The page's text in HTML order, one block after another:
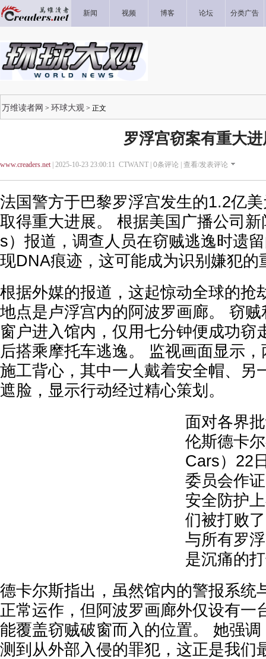
新闻 视频 博客 论坛 分类广告
万维读者网 > 环球大观 > 正文
罗浮宫窃案有重大进
www.creaders.net| 2025-10-23 23:00:11 CTWANT | 0条评论 | 查看/发表评论
法国警方于巴黎罗浮宫发生的1.2亿
取得重大进展。 根据美国广播公司
s）报道，调查人员在窃贼逃逸时遗
现DNA痕迹，这可能成为识别嫌犯的
根据外媒的报道，这起惊动全球的抢
地点是卢浮宫内的阿波罗画廊。 窃
窗户进入馆内，仅用七分钟便成功窃
后搭乘摩托车逃逸。 监视画面显示
施工背心，其中一人戴着安全帽、另
遮脸，显示行动经过精心策划。
面对各界
伦斯德卡
Cars）22
委员会作
安全防护
们被打败
与所有罗
是沉痛的
德卡尔斯指出，虽然馆内的警报系统
正常运作，但阿波罗画廊外仅设有一
能覆盖窃贼破窗而入的位置。 她强调
测到从外部入侵的罪犯，这正是我们